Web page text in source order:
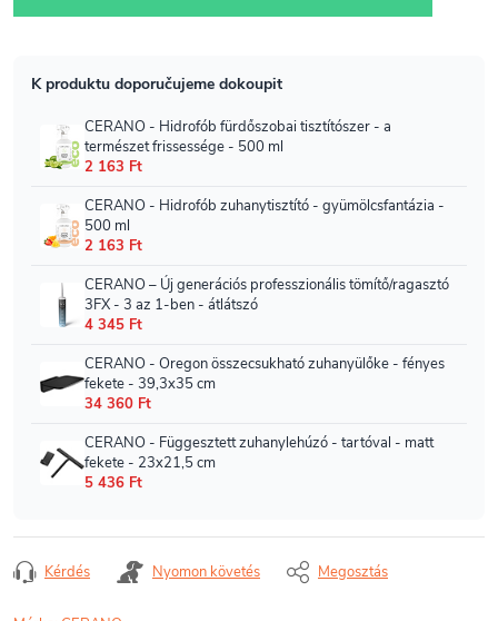
Kérdés Nyomon követés Megosztás